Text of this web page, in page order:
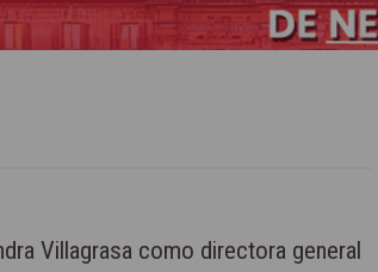
Villagrasa como directora general